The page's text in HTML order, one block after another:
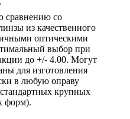
сравнению со
из качественного
оптическими
выбор при
до +/- 4.00. Могут
для изготовления
в любую оправу
крупных
форм).